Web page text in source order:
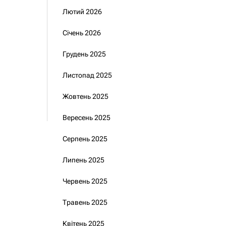
Лютий 2026
Січень 2026
Грудень 2025
Листопад 2025
Жовтень 2025
Вересень 2025
Серпень 2025
Липень 2025
Червень 2025
Травень 2025
Квітень 2025